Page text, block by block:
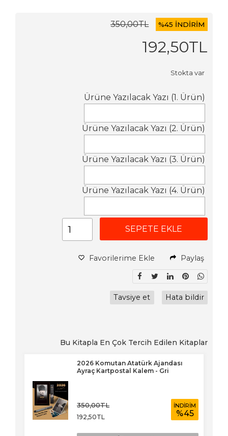
350,00TL %45 İNDİRİM
192,50TL
Stokta var
Ürüne Yazılacak Yazı (1. Ürün)
Ürüne Yazılacak Yazı (2. Ürün)
Ürüne Yazılacak Yazı (3. Ürün)
Ürüne Yazılacak Yazı (4. Ürün)
SEPETE EKLE
Favorilerime Ekle Paylaş
Tavsiye et Hata bildir
Bu Kitapla En Çok Tercih Edilen Kitaplar
2026 Komutan Atatürk Ajandası
Ayraç Kartpostal Kalem - Gri
350,00TL
192,50TL
İNDİRİM
%45